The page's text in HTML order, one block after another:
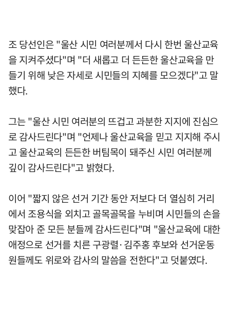
조 당선인은 "울산 시민 여러분께서 다시 한번 울산교육
을 지켜주셨다"며 "더 새롭고 더 든든한 울산교육을 만
들기 위해 낮은 자세로 시민들의 지혜를 모으겠다"고 말
했다.
그는 "울산 시민 여러분의 뜨겁고 과분한 지지에 진심으
로 감사드린다"며 "언제나 울산교육을 믿고 지지해 주시
고 울산교육의 든든한 버팀목이 돼주신 시민 여러분께
깊이 감사드린다"고 밝혔다.
이어 "짧지 않은 선거 기간 동안 저보다 더 열심히 거리
에서 조용식을 외치고 골목골목을 누비며 시민들의 손을
맞잡아 준 모든 분들께 감사드린다"며 "울산교육에 대한
애정으로 선거를 치른 구광렬·김주홍 후보와 선거운동
원들께도 위로와 감사의 말씀을 전한다"고 덧붙였다.